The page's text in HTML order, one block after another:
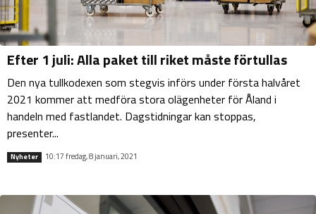
Efter 1 juli: Alla paket till riket måste förtullas
Den nya tullkodexen som stegvis införs under första halvåret
2021 kommer att medföra stora olägenheter för Åland i
handeln med fastlandet. Dagstidningar kan stoppas,
presenter...
Nyheter 10:17 fredag, 8 januari, 2021